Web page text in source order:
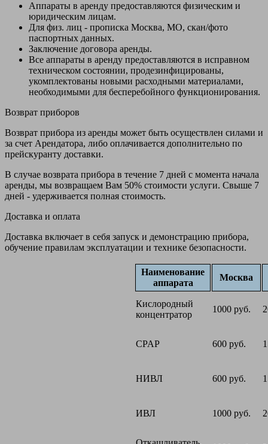
Аппараты в аренду предоставляются физическим и
юридическим лицам.
Для физ. лиц - прописка Москва, МО, скан/фото
паспортных данных.
Заключение договора аренды.
Все аппараты в аренду предоставляются в исправном
техническом состоянии, продезинфицированы,
укомплектованы новыми расходными материалами,
необходимыми для бесперебойного функционирования.
Возврат приборов
Возврат прибора из аренды может быть осуществлен силами и
за счет Арендатора, либо оплачивается дополнительно по
прейскуранту доставки.
В случае возврата прибора в течение 7 дней с момента начала
аренды, мы возвращаем Вам 50% стоимости услуги. Свыше 7
дней - удерживается полная стоимость.
Доставка и оплата
Доставка включает в себя запуск и демонстрацию прибора,
обучение правилам эксплуатации и технике безопасности.
Наименование
аппарата
Москва
Кислородный
концентратор
1000 руб.
CPAP 600 руб.
НИВЛ 600 руб.
ИВЛ 1000 руб.